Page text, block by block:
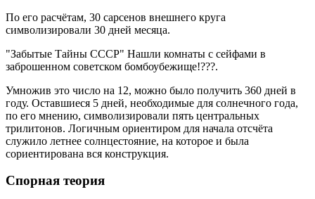
По его расчётам, 30 сарсенов внешнего круга
символизировали 30 дней месяца.
"Забытые Тайны СССР" Нашли комнаты с сейфами в
заброшенном советском бомбоубежище!???.
Умножив это число на 12, можно было получить 360 дней в
году. Оставшиеся 5 дней, необходимые для солнечного года,
по его мнению, символизировали пять центральных
трилитонов. Логичным ориентиром для начала отсчёта
служило летнее солнцестояние, на которое и была
сориентирована вся конструкция.
Спорная теория